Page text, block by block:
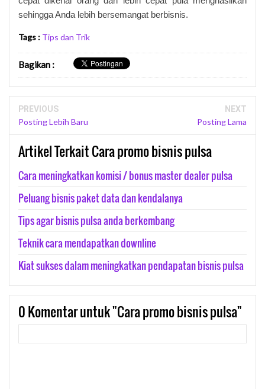
sehingga Anda lebih bersemangat berbisnis.
Tags : Tips dan Trik
Bagikan :
PREVIOUS
Posting Lebih Baru
NEXT
Posting Lama
Artikel Terkait Cara promo bisnis pulsa
Cara meningkatkan komisi / bonus master dealer pulsa
Peluang bisnis paket data dan kendalanya
Tips agar bisnis pulsa anda berkembang
Teknik cara mendapatkan downline
Kiat sukses dalam meningkatkan pendapatan bisnis pulsa
0Komentar untuk "Cara promo bisnis pulsa"